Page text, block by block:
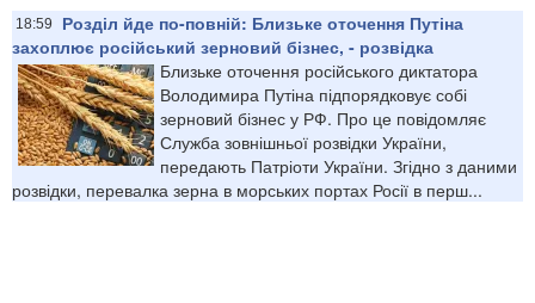
18:59
Розділ йде по-повній: Близьке оточення Путіна
захоплює російський зерновий бізнес, - розвідка
Близьке оточення російського диктатора
Володимира Путіна підпорядковує собі
зерновий бізнес у РФ. Про це повідомляє
Служба зовнішньої розвідки України,
передають Патріоти України. Згідно з даними
розвідки, перевалка зерна в морських портах Росії в перш...